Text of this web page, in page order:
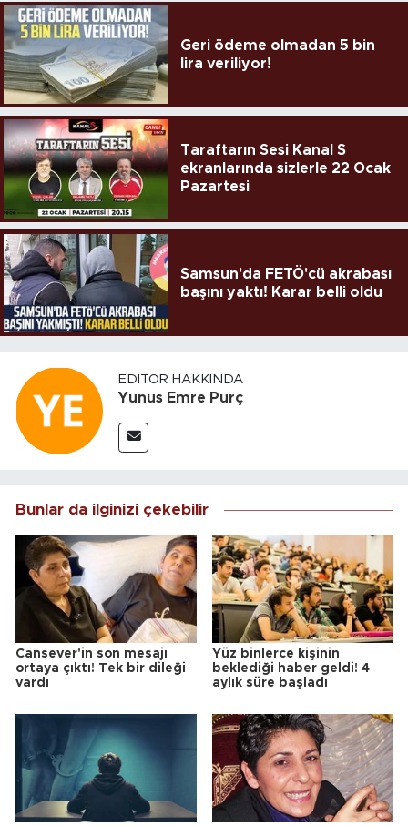
Geri ödeme olmadan 5 bin
lira veriliyor!
Taraftarın Sesi Kanal S
ekranlarında sizlerle 22 Ocak
Pazartesi
Samsun'da FETÖ'cü akrabası
başını yaktı! Karar belli oldu
EDITÖR HAKKINDA
Yunus Emre Purç
Bunlar da ilginizi çekebilir
Cansever'in son mesajı
ortaya çıktı! Tek bir dileği
vardı
Yüz binlerce kişinin
beklediği haber geldi! 4
aylık süre başladı